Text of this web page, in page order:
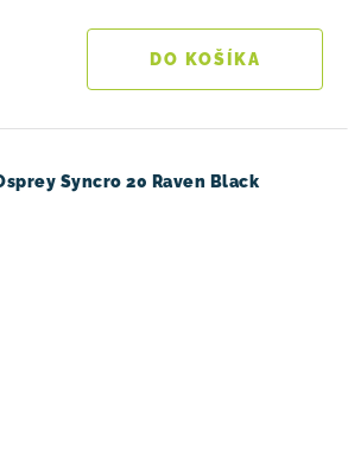
DO KOŠÍKA
Syncro 20 Raven Black